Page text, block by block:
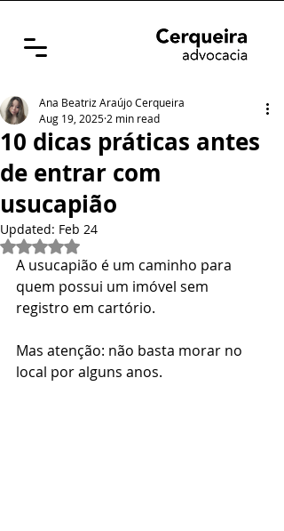
10 dicas práticas antes
de entrar com
usucapião
Ana Beatriz Araújo Cerqueira
Aug 19, 2025 2 min read
Updated: Feb 24
Rated NaN out of 5 stars.
A usucapião é um caminho para
quem possui um imóvel sem
registro em cartório.
Mas atenção: não basta morar no
local por alguns anos.